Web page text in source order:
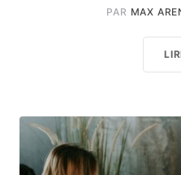
PAR MAX